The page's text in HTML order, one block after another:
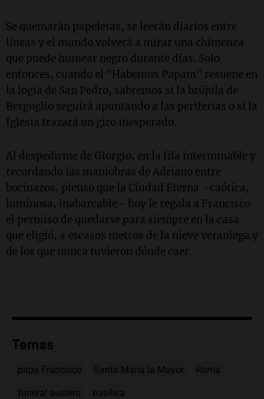
Se quemarán papeletas, se leerán diarios entre
líneas y el mundo volverá a mirar una chimenea
que puede humear negro durante días. Solo
entonces, cuando el "Habemus Papam" resuene en
la logia de San Pedro, sabremos si la brújula de
Bergoglio seguirá apuntando a las periferias o si la
Iglesia trazará un giro inesperado.
Al despedirme de Giorgio, en la fila interminable y
recordando las maniobras de Adriano entre
bocinazos, pienso que la Ciudad Eterna –caótica,
luminosa, inabarcable– hoy le regala a Francisco
el permiso de quedarse para siempre en la casa
que eligió, a escasos metros de la nieve veraniega y
de los que nunca tuvieron dónde caer.
Temas
papa Francisco Santa María la Mayor Roma
funeral austero basílica